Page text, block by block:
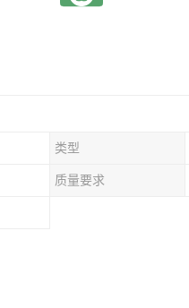
类型
质量要求